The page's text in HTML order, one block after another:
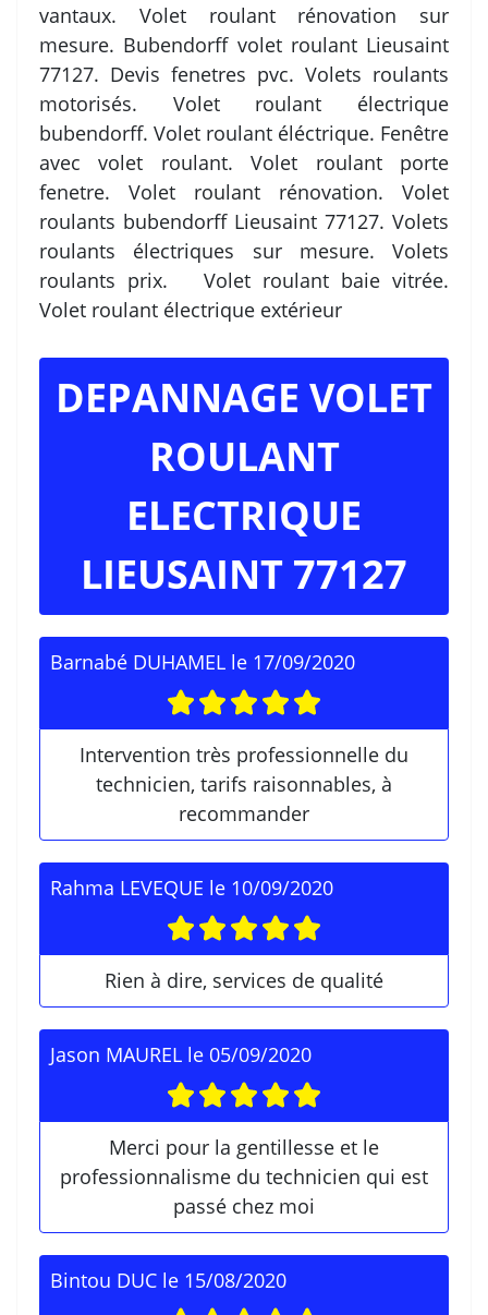
vantaux. Volet roulant rénovation sur
mesure. Bubendorff volet roulant Lieusaint
77127. Devis fenetres pvc. Volets roulants
motorisés. Volet roulant électrique
bubendorff. Volet roulant éléctrique. Fenêtre
avec volet roulant. Volet roulant porte
fenetre. Volet roulant rénovation. Volet
roulants bubendorff Lieusaint 77127. Volets
roulants électriques sur mesure. Volets
roulants prix. Volet roulant baie vitrée.
Volet roulant électrique extérieur
DEPANNAGE VOLET
ROULANT
ELECTRIQUE
LIEUSAINT 77127
Barnabé DUHAMEL le 17/09/2020
Intervention très professionnelle du
technicien, tarifs raisonnables, à
recommander
Rahma LEVEQUE le 10/09/2020
Rien à dire, services de qualité
Jason MAUREL le 05/09/2020
Merci pour la gentillesse et le
professionnalisme du technicien qui est
passé chez moi
Bintou DUC le 15/08/2020